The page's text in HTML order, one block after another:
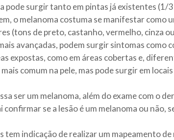
pode surgir tanto em pintas já existentes (1/
o melanoma costuma se manifestar como
(tons de preto, castanho, vermelho, cinza
avançadas, podem surgir sintomas como
expostas, como em áreas cobertas e,
comum na pele, mas pode surgir em
ser um melanoma, além do exame com o
confirmar se a lesão é um melanoma ou não,
tem indicação de realizar um mapeamento